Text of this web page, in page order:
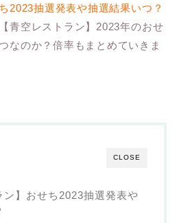
2023抽選発表や抽選結果いつ？
青空レストラン】2023年のおせ
なのか？倍率もまとめていきま
CLOSE
ン】おせち2023抽選発表や